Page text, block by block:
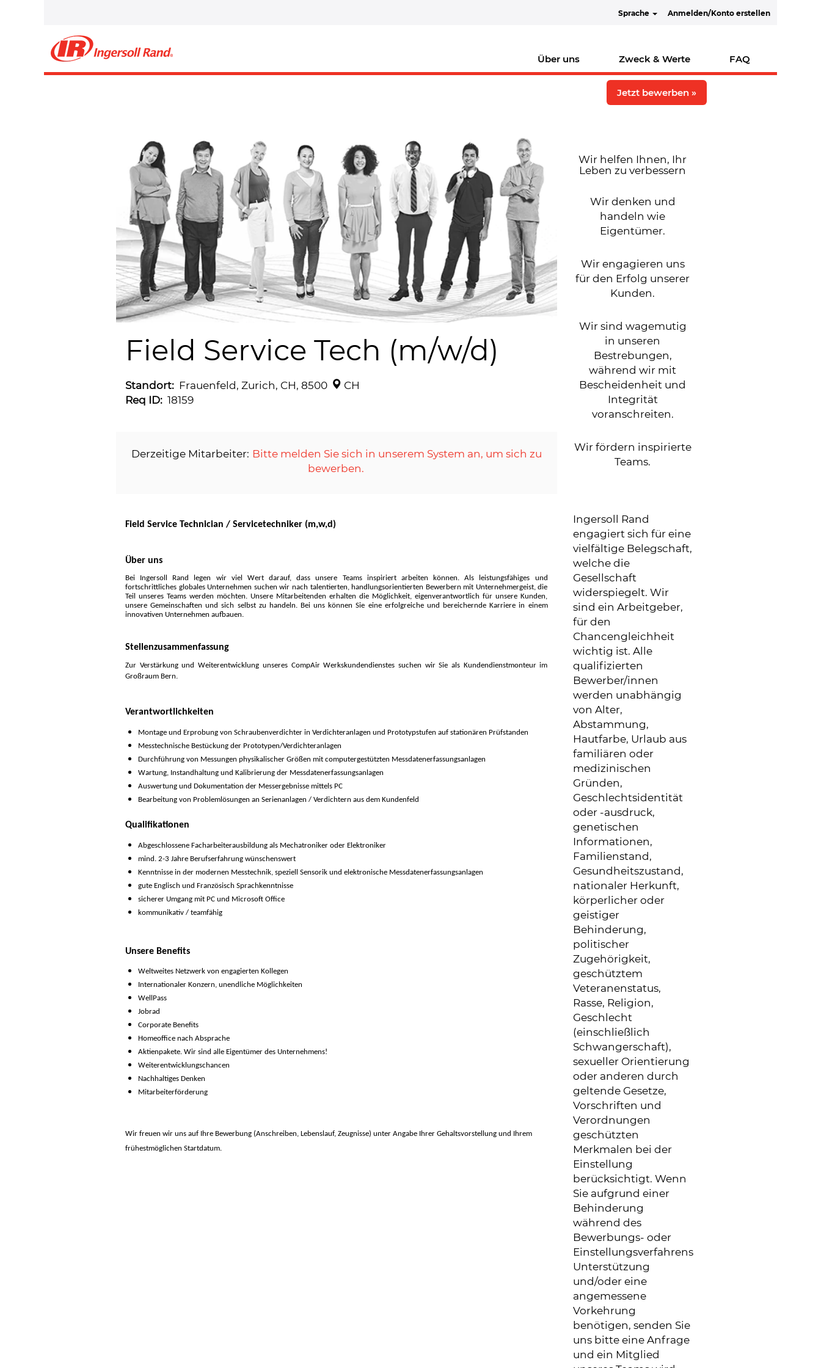
Sprache Anmelden/Konto erstellen
Über uns Zweck & Werte FAQ
Alarm erstellen
Jetzt bewerben »
Field Service Tech (m/w/d)
Standort: Frauenfeld, Zurich, CH, 8500
CH
Req ID: 18159
Derzeitige Mitarbeiter: Bitte melden Sie sich in unserem System an, um sich zu
bewerben.
Field Service Technician / Servicetechniker (m,w,d)
Über uns
Bei Ingersoll Rand legen wir viel Wert darauf, dass unsere Teams inspiriert arbeiten können. Als leistungsfähiges und
fortschrittliches globales Unternehmen suchen wir nach talentierten, handlungsorientierten Bewerbern mit Unternehmer­geist, die
Teil unseres Teams werden möchten. Unsere Mitarbeitenden erhalten die Möglichkeit, eigenverantwortlich für unsere Kunden,
unsere Gemeinschaften und sich selbst zu handeln. Bei uns können Sie eine erfolgreiche und bereichernde Karriere in einem
innovativen Unternehmen aufbauen.
Stellenzusammenfassung
Zur Verstärkung und Weiterentwicklung unseres CompAir Werkskundendienstes suchen wir Sie als Kundendienstmonteur im
Großraum Bern.
Verantwortlichkeiten
Montage und Erprobung von Schraubenverdichter in Verdichteranlagen und Prototypstufen auf stationären Prüfstanden
Messtechnische Bestückung der Prototypen/Verdichteranlagen
Durchführung von Messungen physikalischer Größen mit computergestützten Messdatenerfassungsanlagen
Wartung, Instandhaltung und Kalibrierung der Messdatenerfassungsanlagen
Auswertung und Dokumentation der Messergebnisse mittels PC
Bearbeitung von Problemlösungen an Serienanlagen / Verdichtern aus dem Kundenfeld
Qualifikationen
Abgeschlossene Facharbeiterausbildung als Mechatroniker oder Elektroniker
mind. 2-3 Jahre Berufserfahrung wünschenswert
Kenntnisse in der modernen Messtechnik, speziell Sensorik und elektronische Messdatenerfassungsanlagen
gute Englisch und Französisch Sprachkenntnisse
sicherer Umgang mit PC und Microsoft Office
kommunikativ / teamfähig
Unsere Benefits
Weltweites Netzwerk von engagierten Kollegen
Internationaler Konzern, unendliche Möglichkeiten
WellPass
Jobrad
Corporate Benefits
Homeoffice nach Absprache
Aktienpakete. Wir sind alle Eigentümer des Unternehmens!
Weiterentwicklungschancen
Nachhaltiges Denken
Mitarbeiterförderung
Wir freuen wir uns auf Ihre Bewerbung (Anschreiben, Lebenslauf, Zeugnisse) unter Angabe Ihrer Gehaltsvorstellung und Ihrem
frühestmöglichen Startdatum.
Wir helfen Ihnen, Ihr
Leben zu verbessern
Wir denken und
handeln wie
Eigentümer.
Wir engagieren uns
für den Erfolg unserer
Kunden.
Wir sind wagemutig
in unseren
Bestrebungen,
während wir mit
Bescheidenheit und
Integrität
voranschreiten.
Wir fördern inspirierte
Teams.
Ingersoll Rand
engagiert sich für eine
vielfältige Belegschaft,
welche die
Gesellschaft
widerspiegelt. Wir
sind ein Arbeitgeber,
für den
Chancengleichheit
wichtig ist. Alle
qualifizierten
Bewerber/innen
werden unabhängig
von Alter,
Abstammung,
Hautfarbe, Urlaub aus
familiären oder
medizinischen
Gründen,
Geschlechtsidentität
oder -ausdruck,
genetischen
Informationen,
Familienstand,
Gesundheitszustand,
nationaler Herkunft,
körperlicher oder
geistiger
Behinderung,
politischer
Zugehörigkeit,
geschütztem
Veteranenstatus,
Rasse, Religion,
Geschlecht
(einschließlich
Schwangerschaft),
sexueller Orientierung
oder anderen durch
geltende Gesetze,
Vorschriften und
Verordnungen
geschützten
Merkmalen bei der
Einstellung
berücksichtigt. Wenn
Sie aufgrund einer
Behinderung
während des
Bewerbungs- oder
Einstellungsverfahrens
Unterstützung
und/oder eine
angemessene
Vorkehrung
benötigen, senden Sie
uns bitte eine Anfrage
und ein Mitglied